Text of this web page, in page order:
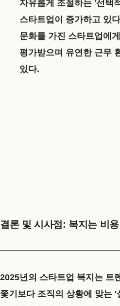
자유롭게 조절하는 '선택
스타트업이 증가하고 있
문화를 가진 스타트업에
평가받으며 유연한 근무
있다.
결론 및 시사점: 복지는 비
2025년의 스타트업 복지는 트
쫓기보다 조직의 상황에 맞는 '